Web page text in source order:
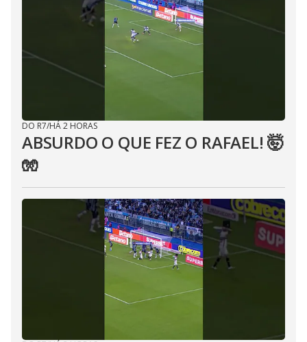
DO R7/HÁ 2 HORAS
ABSURDO O QUE FEZ O RAFAEL! 🤯
🧤